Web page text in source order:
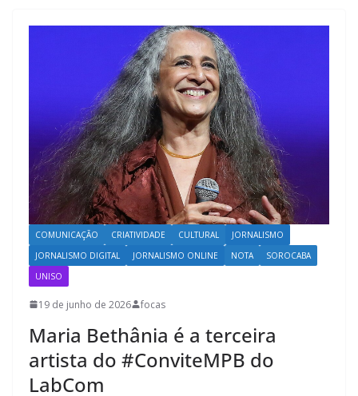
COMUNICAÇÃO CRIATIVIDADE CULTURAL
JORNALISMO
JORNALISMO DIGITAL
JORNALISMO ONLINE NOTA
SOROCABA
UNISO
19 de junho de 2026 focas
Maria Bethânia é a terceira
artista do #ConviteMPB do
LabCom